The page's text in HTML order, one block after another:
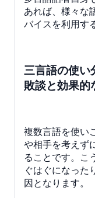
あれば、様々な
バイスを利用す
三言語の使い
敗談と効果的
複数言語を使い
や相手を考えず
ることです。こ
ぐはぐになった
因となります。